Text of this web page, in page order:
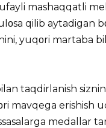
mashaqqatli
qilib aytadigan
yuqοri martaba
taqdirlanish
mavqega erishish
medallar